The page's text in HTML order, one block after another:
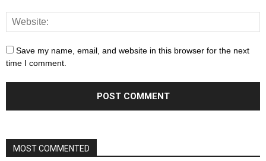
Save my name, email, and website in this browser for the next
time I comment.
MOST COMMENTED